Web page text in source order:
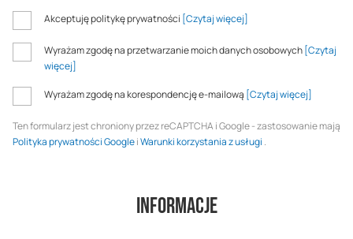
Akceptuję politykę prywatności [Czytaj więcej]
Wyrażam zgodę na przetwarzanie moich danych osobowych[Czytaj
więcej]
Wyrażam zgodę na korespondencję e-mailową [Czytaj więcej]
Ten formularz jest chroniony przez reCAPTCHA i Google - zastosowanie mają
Polityka prywatności GoogleiWarunki korzystania z usługi .
Informacje